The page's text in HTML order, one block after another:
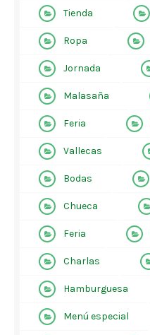
Tienda
Ropa
Jornada
Malasaña
Feria
Vallecas
Bodas
Chueca
Feria
Charlas
Hamburguesa
Menú especial